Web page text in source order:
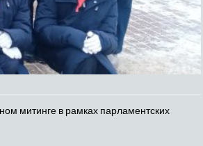
митинге в рамках парламентских